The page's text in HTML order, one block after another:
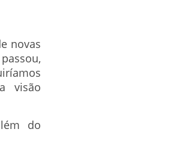
novas
visão
do